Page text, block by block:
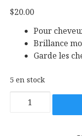
$20.00
Pour
Brillance
Garde les
5 en stock
quantité